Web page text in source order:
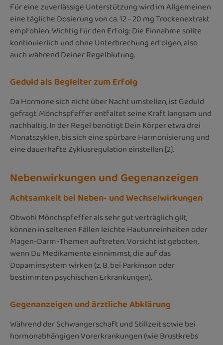
Für eine zuverlässige Unterstützung wird im Allgemeinen
eine tägliche Dosierung von ca. 12 - 20 mg Trockenextrakt
empfohlen. Wichtig für den Erfolg: Die Einnahme sollte
kontinuierlich und ohne Unterbrechung erfolgen, also
auch während Deiner Regelblutung.
Geduld als Begleiter zum Erfolg
Da Hormone sich nicht über Nacht umstellen, ist Geduld
gefragt. Mönchspfeffer entfaltet seine Kraft langsam und
nachhaltig. In der Regel benötigt Dein Körper etwa drei
Monatszyklen, bis sich eine spürbare Harmonisierung und
eine dauerhafte Zyklusregulation einstellen [2].
Nebenwirkungen und Gegenanzeigen
Achtsamkeit bei Neben- und Wechselwirkungen
Obwohl Mönchspfeffer als sehr gut verträglich gilt,
können in seltenen Fällen leichte Hautunreinheiten oder
Magen-Darm-Themen auftreten. Vorsicht ist geboten,
wenn Du Medikamente einnimmst, die auf das
Dopaminsystem wirken (z. B. bei Parkinson oder
bestimmten psychischen Erkrankungen).
Gegenanzeigen und ärztliche Abklärung
Während der Schwangerschaft und Stillzeit sowie bei
hormonabhängigen Vorerkrankungen (wie Brustkrebs